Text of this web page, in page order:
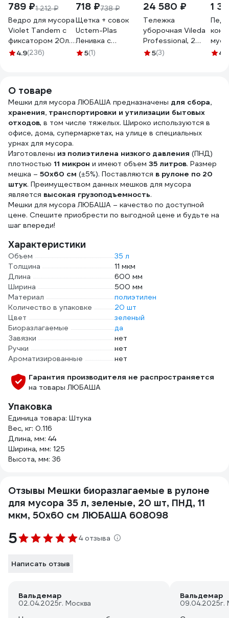
789 ₽1 212 ₽
Ведро для мусора
Violet Tandem с
фиксатором 20л
сер.металлик/
4.9(236)
718 ₽738 ₽
Щетка + совок
Uctem-Plas
Ленивка с
резинкой синий,
5(1)
24 580 ₽
Тележка
уборочная Vileda
Professional, 2
съемных ведра
отжим, 147209
602116
5(3)
1
4.4
О товаре
Мешки для мусора ЛЮБАША предназначены для сбора,
хранения, транспортировки и утилизации бытовых
отходов, в том числе тяжелых. Широко используются в
офисе, дома, супермаркетах, на улице в специальных
урнах для мусора.
Изготовлены из полиэтилена низкого давления (ПНД)
плотностью 11 микрон и имеют объем 35 литров. Размер
мешка – 50х60 см (±5%). Поставляются в рулоне по 20
штук. Преимуществом данных мешков для мусора
является высокая грузоподъемность.
Мешки для мусора ЛЮБАША – качество по доступной
цене. Спешите приобрести по выгодной цене и будьте на
шаг впереди!
Характеристики
Объем
35 л
Толщина
11 мкм
Длина
600 мм
Ширина
500 мм
Материал
полиэтилен
Количество в упаковке
20 шт
Цвет
зеленый
Биоразлагаемые
да
Завязки
нет
Ручки
нет
Ароматизированные
нет
Гарантия производителя не распространяется
на товары ЛЮБАША
Упаковка
Единица товара: Штука
Вес, кг: 0.116
Длина, мм: 44
Ширина, мм: 125
Высота, мм: 36
Отзывы Мешки биоразлагаемые в рулоне
для мусора 35 л, зеленые, 20 шт, ПНД, 11
мкм, 50x60 см ЛЮБАША 608098
5 4 отзыва
Написать отзыв
Вальдемар
02.04.2025г. Москва
Вальдемар
09.04.2025г.